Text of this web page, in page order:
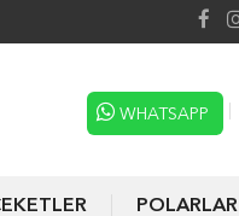
WHATSAPP
POLARLAR